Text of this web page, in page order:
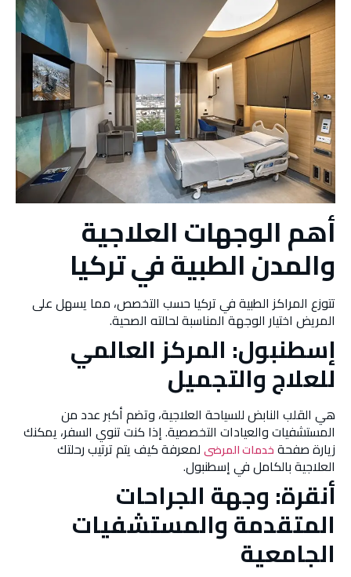
أهم الوجهات العلاجية
والمدن الطبية في تركيا
تتوزع المراكز الطبية في تركيا حسب التخصص، مما يسهل على
المريض اختيار الوجهة المناسبة لحالته الصحية.
إسطنبول: المركز العالمي
للعلاج والتجميل
هي القلب النابض للسياحة العلاجية، وتضم أكبر عدد من
المستشفيات والعيادات التخصصية. إذا كنت تنوي السفر، يمكنك
زيارة صفحةخدمات المرضىلمعرفة كيف يتم ترتيب رحلتك
العلاجية بالكامل في إسطنبول.
أنقرة: وجهة الجراحات
المتقدمة والمستشفيات
الجامعية